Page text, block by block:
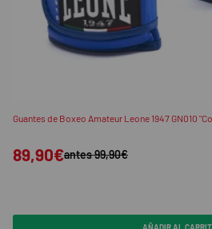
Guantes de Boxeo Amateur Leone 1947 GN010
89,90€antes 99,90€